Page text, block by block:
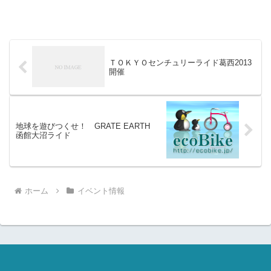
ＴＯＫＹＯセンチュリーライド葛西2013
開催
地球を遊びつくせ！ GRATE EARTH
函館大沼ライド
ホーム イベント情報